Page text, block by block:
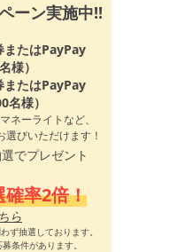
ーン実施中!!
たはPayPay
様）
たはPayPay
名様）
ネーライトなど、
びいただけます！
でプレゼント
確率2倍！
ら
ず抽選しております。
条件があります。